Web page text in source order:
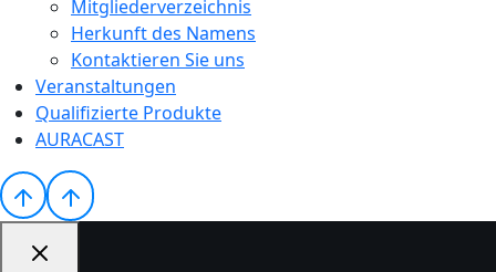
Mitgliederverzeichnis
Herkunft des Namens
Kontaktieren Sie uns
Veranstaltungen
Qualifizierte Produkte
AURACAST